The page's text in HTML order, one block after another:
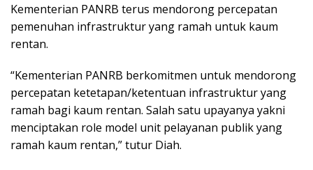
Kementerian PANRB terus mendorong percepatan
pemenuhan infrastruktur yang ramah untuk kaum
rentan.
“Kementerian PANRB berkomitmen untuk mendorong
percepatan ketetapan/ketentuan infrastruktur yang
ramah bagi kaum rentan. Salah satu upayanya yakni
menciptakan role model unit pelayanan publik yang
ramah kaum rentan,” tutur Diah.